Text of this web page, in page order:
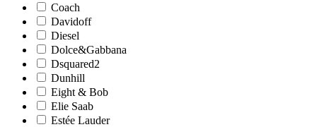
Coach
Davidoff
Diesel
Dolce&Gabbana
Dsquared2
Dunhill
Eight & Bob
Elie Saab
Estée Lauder